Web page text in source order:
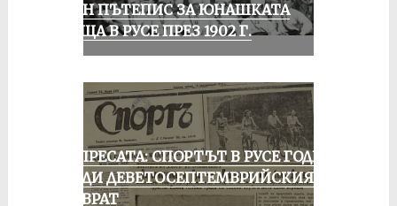
ЕДИН ПЪТЕПИС ЗА ЮНАШКАТА
СРЕЩА В РУСЕ ПРЕЗ 1902 Г.
ОТ ПРЕСАТА: СПОРТЪТ В РУСЕ ГОДИНА
ПРЕДИ ДЕВЕТОСЕПТЕМВРИЙСКИЯ
ПРЕВРАТ